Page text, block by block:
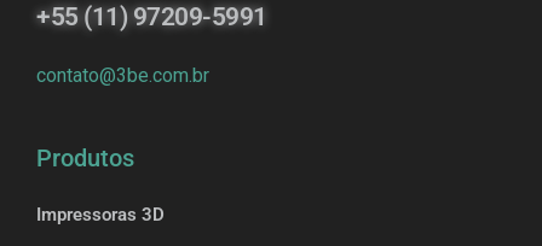
+55 (11) 97209-5991
contato@3be.com.br
Produtos
Impressoras 3D